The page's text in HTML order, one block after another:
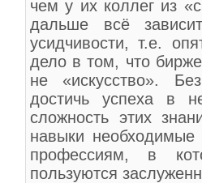
чем у их коллег из
дальше всё
усидчивости, т.е.
дело в том, что
не «искусство».
достичь успеха в
сложность этих
навыки
профессиям, в
пользуются